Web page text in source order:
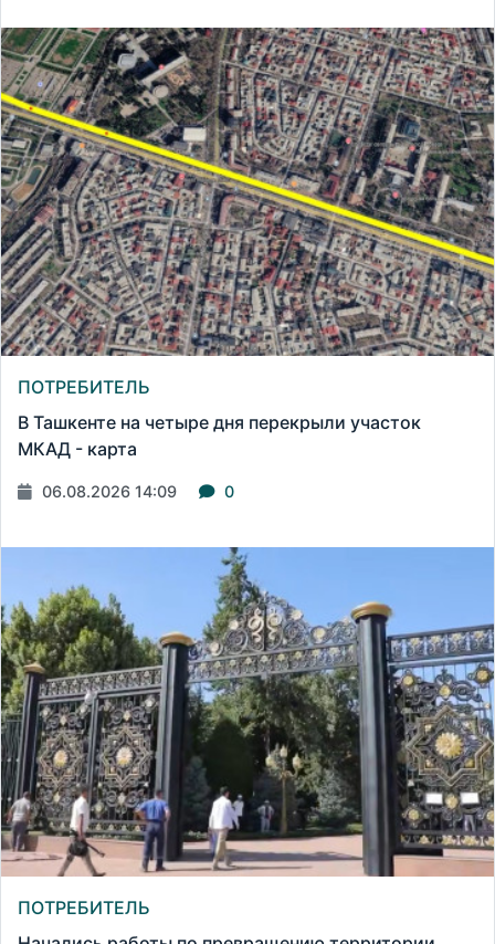
ПОТРЕБИТЕЛЬ
В Ташкенте на четыре дня перекрыли участок
МКАД - карта
06.08.2026 14:09 0
ПОТРЕБИТЕЛЬ